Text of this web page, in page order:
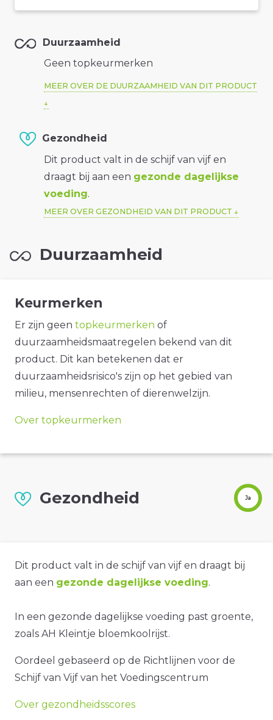
Duurzaamheid
Geen topkeurmerken
MEER OVER DE DUURZAAMHEID VAN DIT PRODUCT
Gezondheid
Dit product valt in de schijf van vijf en
draagt bij aan een gezonde dagelijkse
voeding.
MEER OVER GEZONDHEID VAN DIT PRODUCT
Duurzaamheid
Keurmerken
Er zijn geen topkeurmerken of
duurzaamheidsmaatregelen bekend van dit
product. Dit kan betekenen dat er
duurzaamheidsrisico's zijn op het gebied van
milieu, mensenrechten of dierenwelzijn.
Over topkeurmerken
Gezondheid Ja
Dit product valt in de schijf van vijf en draagt bij
aan een gezonde dagelijkse voeding.
In een gezonde dagelijkse voeding past groente,
zoals AH Kleintje bloemkoolrijst.
Oordeel gebaseerd op de Richtlijnen voor de
Schijf van Vijf van het Voedingscentrum
Over gezondheidsscores